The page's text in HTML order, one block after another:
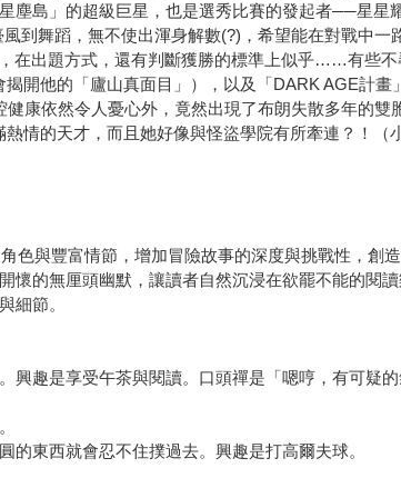
島」的超級巨星，也是選秀比賽的發起者──星星
到舞蹈，無不使出渾身解數(?)，希望能在對戰中一
在出題方式，還有判斷獲勝的標準上似乎……有些
開他的「廬山真面目」），以及「DARK AGE計
依然令人憂心外，竟然出現了布朗失散多年的雙
情的天才，而且她好像與怪盜學院有所牽連？！（
豐富情節，增加冒險故事的深度與挑戰性，創造
的無厘頭幽默，讓讀者自然沉浸在欲罷不能的閱讀
細節。
趣是享受午茶與閱讀。口頭禪是「嗯哼，有可疑的
東西就會忍不住撲過去。興趣是打高爾夫球。